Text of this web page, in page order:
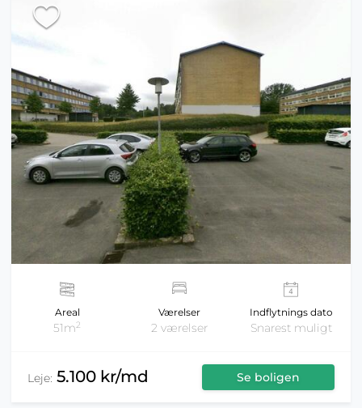
Areal
51m2
Værelser
2 værelser
Indflytnings dato
Snarest muligt
Leje: 5.100 kr/md Se boligen